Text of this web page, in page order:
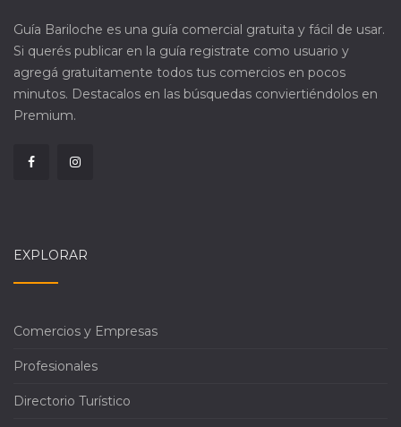
Guía Bariloche es una guía comercial gratuita y fácil de usar.
Si querés publicar en la guía registrate como usuario y
agregá gratuitamente todos tus comercios en pocos
minutos. Destacalos en las búsquedas conviertiéndolos en
Premium.
EXPLORAR
Comercios y Empresas
Profesionales
Directorio Turístico